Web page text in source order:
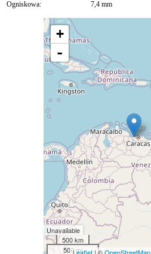
Ogniskowa:
7,4 mm
+
-
Unavailable
500 km
500 mi